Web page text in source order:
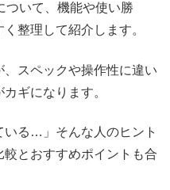
ついて、機能や使い勝
整理して紹介します。
スペックや操作性に違い
ギになります。
いる…」そんな人のヒント
とおすすめポイントも合